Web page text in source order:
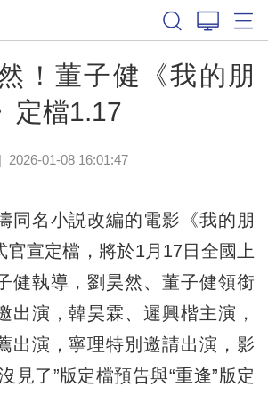
！董子健《我的朋
定檔1.17
2026-01-08 16:01:47
名小説改編的電影《我的朋
官宣定檔，將於1月17日全國上
健執導，劉昊然、董子健領銜
出演，韓昊霖、遲興楷主演，
出演，寧理特別邀請出演，影
見了”版定檔預告與“重逢”版定